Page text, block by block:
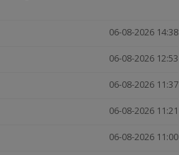
06-08-2026 14:38
06-08-2026 12:53
06-08-2026 11:37
06-08-2026 11:21
06-08-2026 11:00